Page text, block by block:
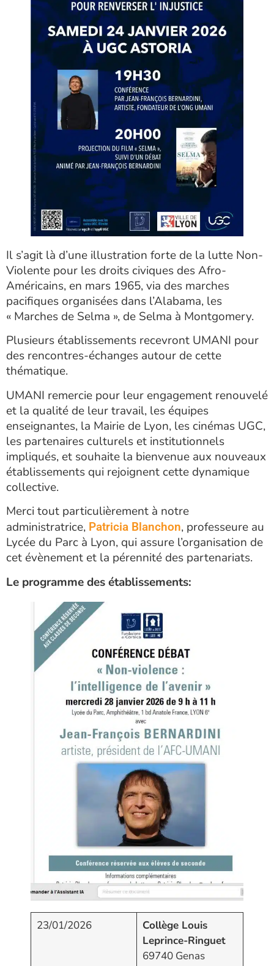
Il s’agit là d’une illustration forte de la lutte Non-
Violente pour les droits civiques des Afro-
Américains, en mars 1965, via des marches
pacifiques organisées dans l’Alabama, les
« Marches de Selma », de Selma à Montgomery.
Plusieurs établissements recevront UMANI pour
des rencontres-échanges autour de cette
thématique.
UMANI remercie pour leur engagement renouvelé
et la qualité de leur travail, les équipes
enseignantes, la Mairie de Lyon, les cinémas UGC,
les partenaires culturels et institutionnels
impliqués, et souhaite la bienvenue aux nouveaux
établissements qui rejoignent cette dynamique
collective.
Merci tout particulièrement à notre
administratrice, Patricia Blanchon, professeure au
Lycée du Parc à Lyon, qui assure l’organisation de
cet évènement et la pérennité des partenariats.
Le programme des établissements:
23/01/2026
Collège Louis
Leprince-Ringuet
69740 Genas